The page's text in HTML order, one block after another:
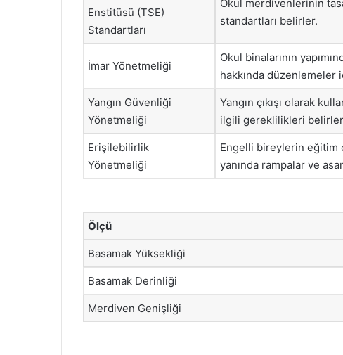
Enstitüsü (TSE)
Standartları
Okul merdivenlerinin
standartları belirler.
İmar Yönetmeliği
Okul binalarının
hakkında düzenlemeler
Yangın Güvenliği
Yönetmeliği
Yangın çıkışı olarak
ilgili gereklilikleri
Erişilebilirlik
Yönetmeliği
Engelli bireylerin eğitim
yanında rampalar ve
Ölçü
Basamak Yüksekliği
Basamak Derinliği
Merdiven Genişliği